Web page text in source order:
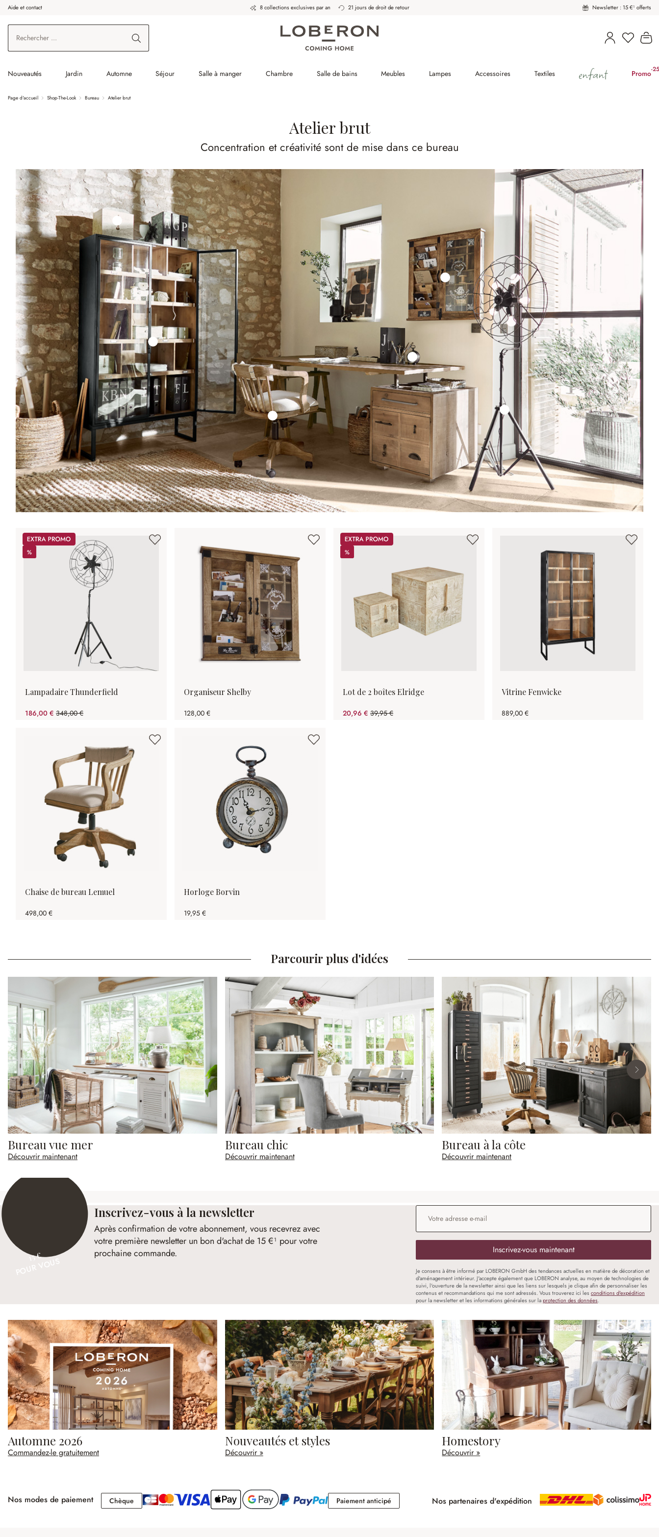
au contenu principal
Aller à la recherche
Aller à la navigation principale
Aide et contact 8 collections exclusives par an 21 jours de droit de retour Newsletter : 15 €¹ offerts
Vous
Nouveautés Jardin Automne Séjour Salle à manger Chambre Salle de bains Meubles Lampes Accessoires Textiles enfant Promo-
Page d'accueil Shop-The-Look Bureau Atelier brut
Atelier brut
Concentration et créativité sont de mise dans ce bureau
Promos
%
%
Lampadaire Thunderfield
186,00 € 348,00 €
(46.55%spared)
Organiseur Shelby
128,00 €
Promos
%
%
Lot de 2 boîtes Elridge
20,96 € 39,95 €
(47.53%spared)
Vitrine Fenwicke
889,00 €
Chaise de bureau Lemuel
498,00 €
Horloge Borvin
19,95 €
Parcourir plus d'idées
Bureau vue mer
Découvrir maintenant
Bureau chic
Découvrir maintenant
Bureau à la côte
Découvrir maintenant
15 €
Inscrivez-vous à la newsletter
Après confirmation de votre abonnement, vous recevrez avec
votre première newsletter un bon d'achat de 15 €¹ pour votre
prochaine commande.
Adresse e-mail
Inscrivez-vous maintenant
Je consens à être informé par LOBERON GmbH des tendances actuelles en matière de décoration et
d'aménagement intérieur. J'accepte également que LOBERON analyse, au moyen de technologies de
suivi, l'ouverture de la newsletter ainsi que les liens sur lesquels je clique afin de personnaliser les
contenus et recommandations qui me sont adressés. Vous trouverez ici les conditions d'expédition
pour la newsletter et les informations générales sur laprotection des données.
Automne 2026
Commandez-le gratuitement
Nouveautés et styles
Découvrir »
Homestory
Découvrir »
Nos modes de paiement Chèque Chèque Paiement anticipéPaiement anticipéNos partenaires d'expédition